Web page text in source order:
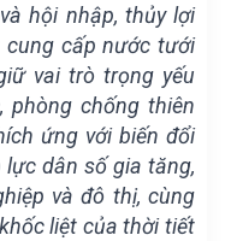
hội nhập, thủy lợi
cung cấp nước tưới
vai trò trọng yếu
phòng chống thiên
ứng với biến đổi
dân số gia tăng,
và đô thị, cùng
liệt của thời tiết